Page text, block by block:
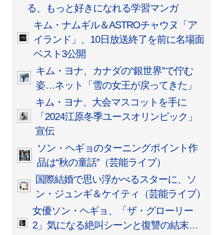
る、もっと好きになれる学習マンガ
キム・ナムギル＆ASTROチャウヌ「ア
イランド」、10日放送終了を前に名場面
ベスト3公開
キム・ヨナ、カナダの“銀世界”で佇む
姿…ネット「雪の女王が戻ってきた」
キム・ヨナ、大会マスコットを手に
「2024江原冬季ユースオリンピック」
宣伝
ソン・ヘギョのターニングポイント作
品は“秋の童話”（芸能ライブ）
国際結婚で思い浮かべるスターに、ソ
ン・ジュンギ＆ケイティ（芸能ライブ）
女優ソン・ヘギョ、「ザ・グローリー
2」気になる絶叫シーンと復讐の結末…